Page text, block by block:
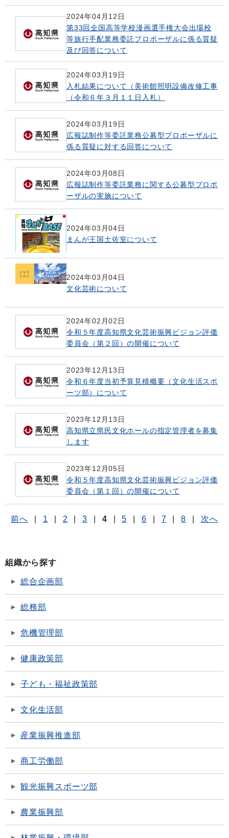
2024年04月12日
第33回全国高等学校漫画選手権大会出場校
等旅行手配業務委託プロポーザルに係る質疑
及び回答について
2024年03月19日
入札結果について（美術館照明設備改修工事
（令和６年３月１１日入札）
2024年03月19日
広報誌制作等委託業務公募型プロポーザルに
係る質疑に対する回答について
2024年03月08日
広報誌制作等委託業務に関する公募型プロポ
ーザルの実施について
2024年03月04日
まんが王国土佐室について
2024年03月04日
文化芸術について
2024年02月02日
令和５年度高知県文化芸術振興ビジョン評価
委員会（第２回）の開催について
2023年12月13日
令和６年度当初予算見積概要（文化生活スポ
ーツ部）について
2023年12月13日
高知県立県民文化ホールの指定管理者を募集
します
2023年12月05日
令和５年度高知県文化芸術振興ビジョン評価
委員会（第１回）の開催について
前へ 1 2 3 4 5 6 7 8 次へ
組織から探す
総合企画部
総務部
危機管理部
健康政策部
子ども・福祉政策部
文化生活部
産業振興推進部
商工労働部
観光振興スポーツ部
農業振興部